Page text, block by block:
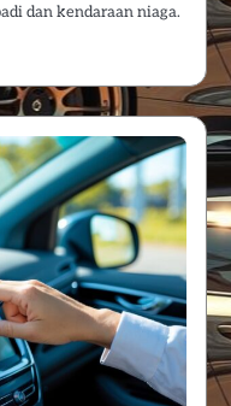
dan kendaraan niaga.